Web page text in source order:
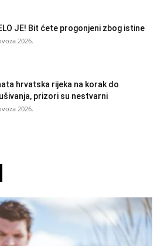
JE! Bit ćete progonjeni zbog istine
2026.
hrvatska rijeka na korak do
prizori su nestvarni
2026.